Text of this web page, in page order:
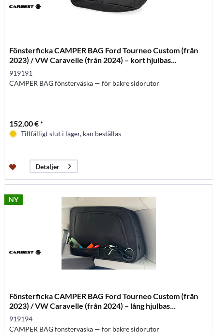
Fönsterficka CAMPER BAG Ford Tourneo Custom (från
2023) / VW Caravelle (från 2024) – kort hjulbas...
919191
CAMPER BAG fönsterväska — för bakre sidorutor
152,00 € *
Tillfälligt slut i lager, kan beställas
Detaljer
NY
Fönsterficka CAMPER BAG Ford Tourneo Custom (från
2023) / VW Caravelle (från 2024) – lång hjulbas...
919194
CAMPER BAG fönsterväska — för bakre sidorutor